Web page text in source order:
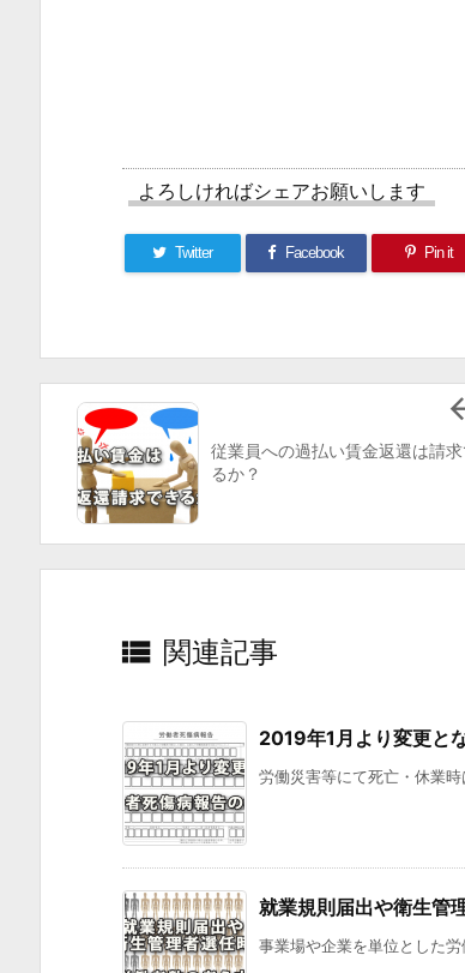
投
か
連
る
記
事:
よろしければシェアお願いします
Twitter Facebook Pin it
従業員への過払い賃金返還は請求
るか？
 関連記事
2019年1月より変更と
労働災害等にて死亡・休業
就業規則届出や衛生管
事業場や企業を単位とした